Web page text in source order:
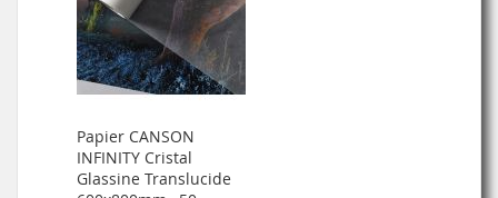
Papier CANSON
INFINITY Cristal
Glassine Translucide